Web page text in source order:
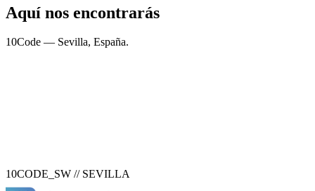
Aquí nos encontrarás
10Code — Sevilla, España.
10CODE_SW // SEVILLA